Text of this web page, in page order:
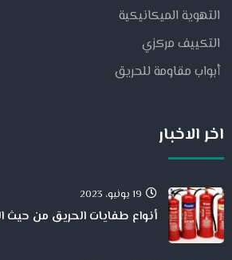
التهوية الميكانيكية
التكييف مركزي
أبواب مقاومة للحريق
اخر الاخبار
19 يونيو، 2023
أنواع طفايات الحريق من حيث